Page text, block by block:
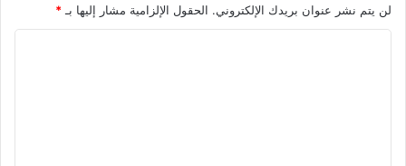
لن يتم نشر عنوان بريدك الإلكتروني. الحقول الإلزامية مشار إليها بـ *